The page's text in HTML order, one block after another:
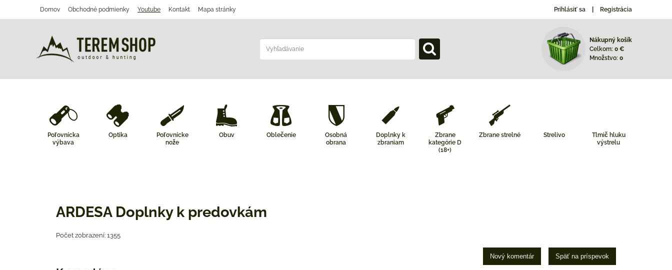
Domov Obchodné podmienky Youtube Kontakt Mapa stránky Prihlásiť sa Registrácia
Nákupný košík
Celkom: 0 €
Množstvo: 0
Poľovnícka
výbava
Optika
Poľovnícke
nože
Obuv Oblečenie
Osobná
obrana
Doplnky k
zbraniam
Zbrane
kategórie D
(18+)
Zbrane strelné Strelivo
Tlmič hluku
výstrelu
ARDESA Doplnky k predovkám
Počet zobrazení: 1355
Späť na príspevok
Nový komentár